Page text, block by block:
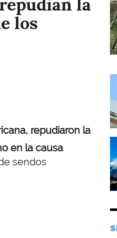
la
los
repudiaron la
en la causa
sendos